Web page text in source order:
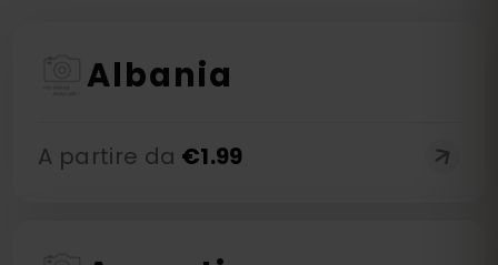
Albania
A partire da €1.99